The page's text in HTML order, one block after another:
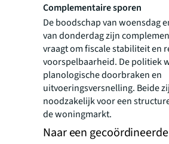
Complementaire sporen
De boodschap van woensdag
van donderdag zijn
vraagt om fiscale stabiliteit en
voorspelbaarheid. De politiek
planologische doorbraken en
uitvoeringsversnelling. Beide
noodzakelijk voor een
de woningmarkt.
Naar een